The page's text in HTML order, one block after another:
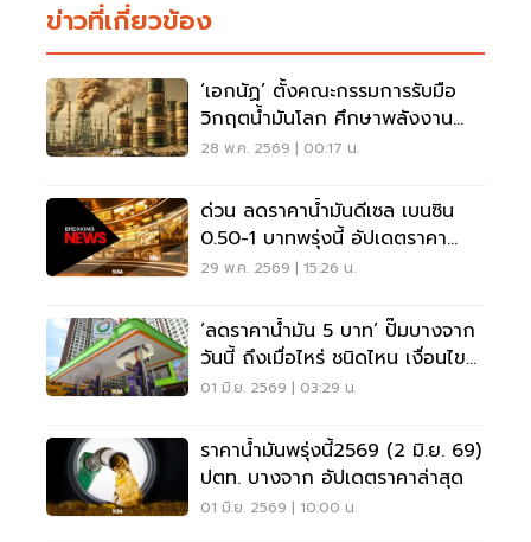
ข่าวที่เกี่ยวข้อง
‘เอกนัฏ’ ตั้งคณะกรรมการรับมือ
วิกฤตน้ำมันโลก ศึกษาพลังงาน
ทางเลือก
28 พ.ค. 2569 | 00:17 น.
ด่วน ลดราคาน้ำมันดีเซล เบนซิน
0.50-1 บาทพรุ่งนี้ อัปเดตราคา
ปตท. บางจากล่าสุด
29 พ.ค. 2569 | 15:26 น.
‘ลดราคาน้ำมัน 5 บาท’ ปั๊มบางจาก
วันนี้ ถึงเมื่อไหร่ ชนิดไหน เงื่อนไข
อย่างไร
01 มิ.ย. 2569 | 03:29 น.
ราคาน้ำมันพรุ่งนี้2569 (2 มิ.ย. 69)
ปตท. บางจาก อัปเดตราคาล่าสุด
01 มิ.ย. 2569 | 10:00 น.